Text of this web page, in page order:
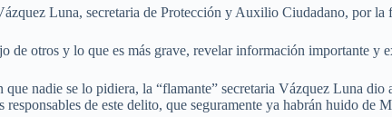
Luna, secretaria de Protección y Auxilio Ciudadano, por la
de otros y lo que es más grave, revelar información importante y
nadie se lo pidiera, la “flamante” secretaria Vázquez Luna
responsables de este delito, que seguramente ya habrán huido de